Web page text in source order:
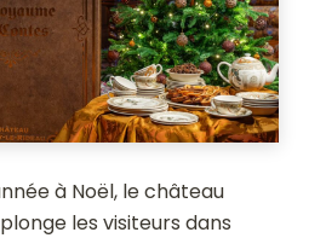
à Noël, le château
les visiteurs dans